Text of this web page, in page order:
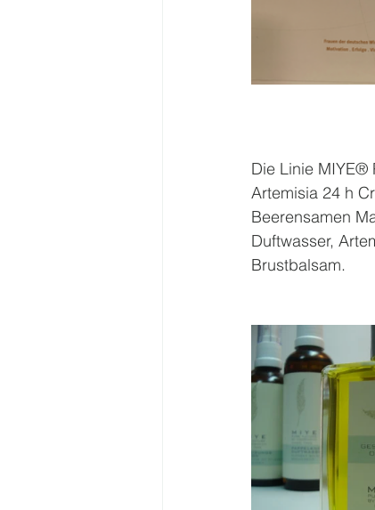
Die Linie MIYE®
Artemisia 24 h
Beerensamen
Duftwasser,
Brustbalsam.